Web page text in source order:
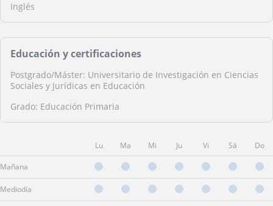
Inglés
Educación y certificaciones
Postgrado/Máster: Universitario de Investigación en Ciencias
Sociales y Jurídicas en Educación
Grado: Educación Primaria
Lu Ma Mi Ju Vi Sá Do
Mañana
Mediodía